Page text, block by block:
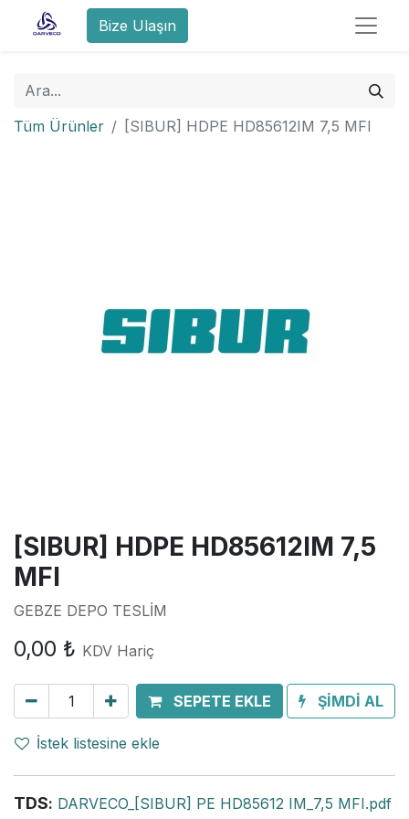
Bize Ulaşın
Tüm Ürünler [SIBUR] HDPE HD85612IM 7,5 MFI
[SIBUR] HDPE HD85612IM 7,5
MFI
GEBZE DEPO TESLİM
0,00 ₺ KDV Hariç
SEPETE EKLE ŞİMDİ AL
İstek listesine ekle
TDS: DARVECO_[SIBUR] PE HD85612 IM_7,5 MFI.pdf